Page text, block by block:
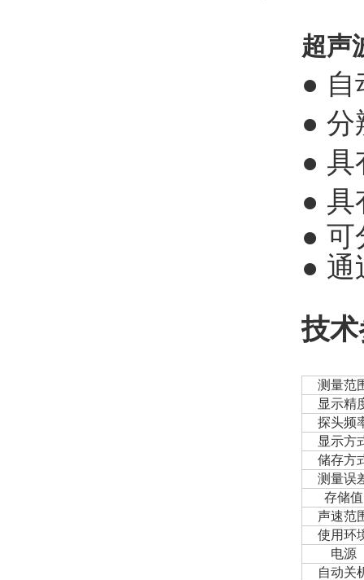
超声
● 自
● 分
● 具
● 具
● 可
● 通
技
测量范
显示精
探头频
显示方
储存方
测量误
存储值
声速范
使用环
电源
自动关